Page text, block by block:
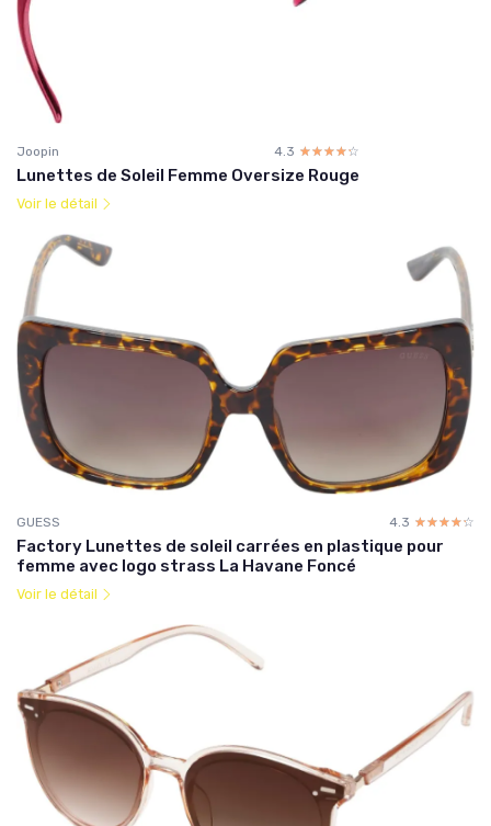
Joopin 4.3 ☆☆☆☆☆
★★★★★
Lunettes de Soleil Femme Oversize Rouge
Voir le détail
GUESS 4.3 ☆☆☆☆☆
★★★★★
Factory Lunettes de soleil carrées en plastique pour
femme avec logo strass La Havane Foncé
Voir le détail